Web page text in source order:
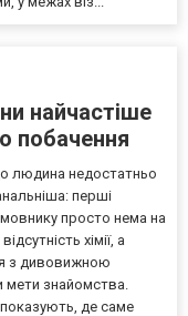
найчастіше
побачення
людина недостатньо
перші
просто нема на
хімії, а
з дивовижною
мети знайомства.
показують, де саме